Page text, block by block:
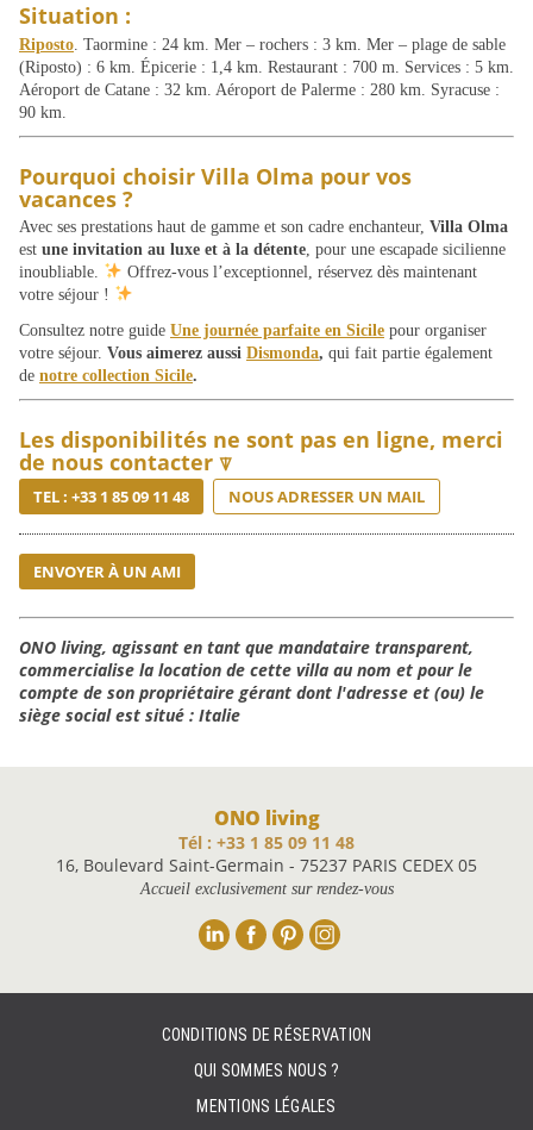
Situation :
Riposto . Taormine : 24 km. Mer – rochers : 3 km. Mer – plage de sable
(Riposto) : 6 km. Épicerie : 1,4 km. Restaurant : 700 m. Services : 5 km.
Aéroport de Catane : 32 km. Aéroport de Palerme : 280 km. Syracuse :
90 km.
Pourquoi choisir Villa Olma pour vos
vacances ?
Avec ses prestations haut de gamme et son cadre enchanteur, Villa Olma
est une invitation au luxe et à la détente, pour une escapade sicilienne
inoubliable.
Offrez-vous l’exceptionnel, réservez dès maintenant
votre séjour !
Consultez notre guide Une journée parfaite en Sicile pour organiser
votre séjour. Vous aimerez aussi Dismonda, qui fait partie également
de notre collection Sicile.
Les disponibilités ne sont pas en ligne, merci
de nous contacter ⍒
TEL : +33 1 85 09 11 48 NOUS ADRESSER UN MAIL
ENVOYER À UN AMI
ONO living, agissant en tant que mandataire transparent,
commercialise la location de cette villa au nom et pour le
compte de son propriétaire gérant dont l'adresse et (ou) le
siège social est situé : Italie
ONO living
Tél : +33 1 85 09 11 48
16, Boulevard Saint-Germain - 75237 PARIS CEDEX 05
Accueil exclusivement sur rendez-vous
Linkedin
CONDITIONS DE RÉSERVATION
QUI SOMMES NOUS ?
MENTIONS LÉGALES